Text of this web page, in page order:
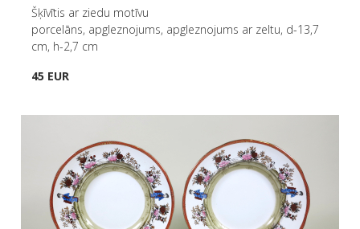
Šķīvītis ar ziedu motīvu
porcelāns, apgleznojums, apgleznojums ar zeltu, d-13,7
cm, h-2,7 cm
45 EUR